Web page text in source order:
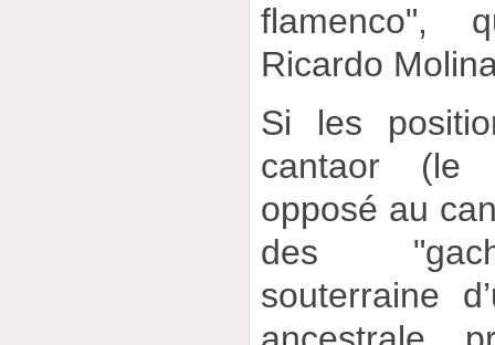
flamenco",
Ricardo
Si les
cantaor (le
opposé au
des
souterraine